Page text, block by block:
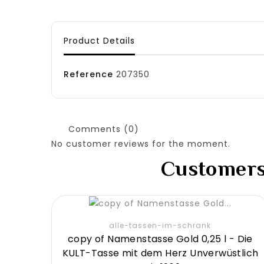
Product Details
Reference 207350
Comments (0)
No customer reviews for the moment.
alle-tassen-im-schrank
copy of Namenstasse Gold 0,25 l - Die
KULT-Tasse mit dem Herz Unverwüstlich